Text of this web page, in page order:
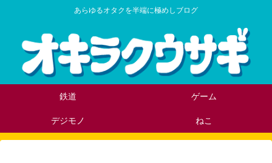
あらゆるオタクを半端に極めしブログ
鉄道 ゲーム
デジモノ ねこ